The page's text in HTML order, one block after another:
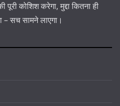
कोशिश करेगा, मुद्दा कितना ही
– सच सामने लाएगा।